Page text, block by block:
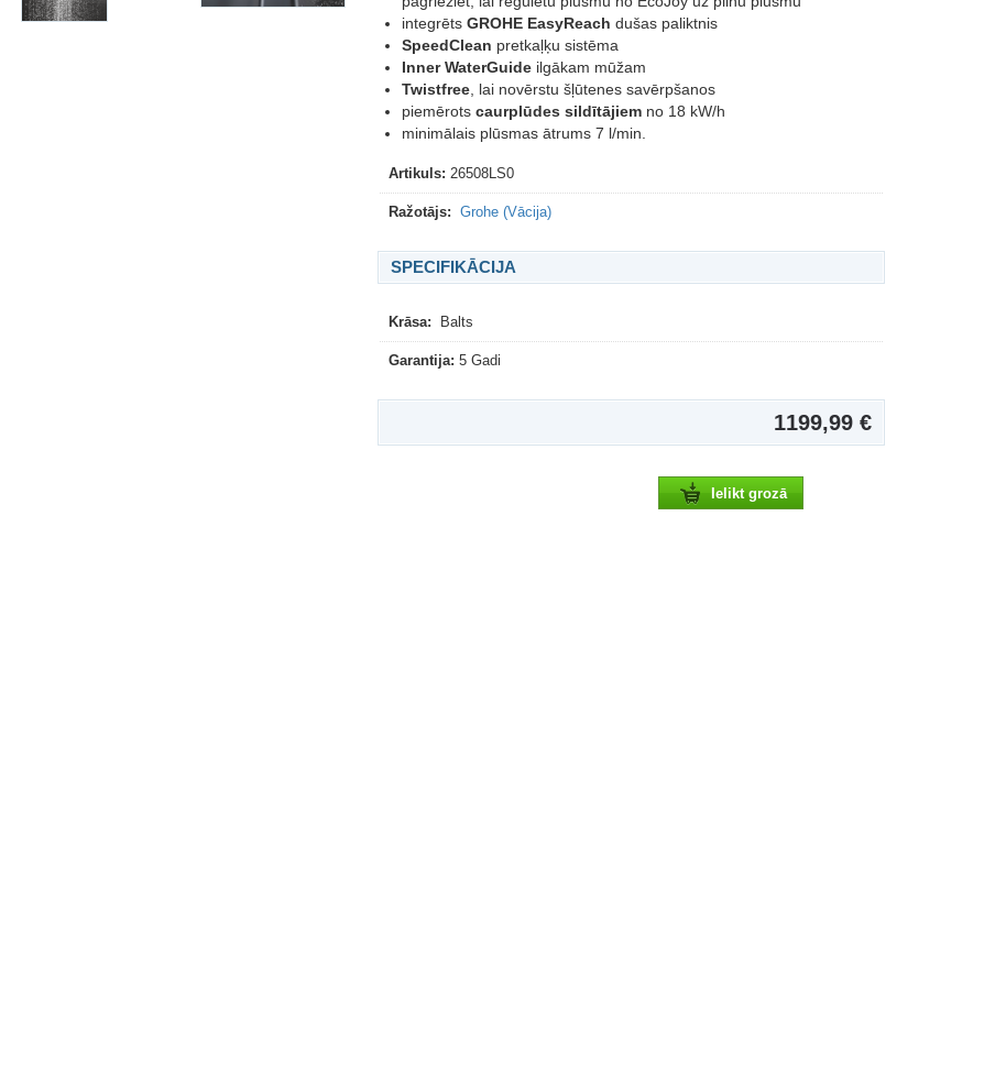
integrēts GROHE EasyReach dušas paliktnis
SpeedClean pretkaļķu sistēma
Inner WaterGuideilgākam mūžam
Twistfree, lai novērstu šļūtenes savērpšanos
piemērots caurplūdes sildītājiemno 18 kW/h
minimālais plūsmas ātrums 7 l/min.
Artikuls: 26508LS0
Ražotājs: Grohe (Vācija)
SPECIFIKĀCIJA
Krāsa: Balts
Garantija: 5 Gadi
1199,99 €
Ielikt grozā